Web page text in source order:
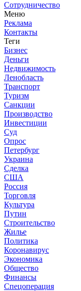
Сотрудничество
Меню
Реклама
Контакты
Теги
Бизнес
Деньги
Недвижимость
Ленобласть
Транспорт
Туризм
Санкции
Производство
Инвестиции
Суд
Опрос
Петербург
Украина
Сделка
США
Россия
Торговля
Культура
Путин
Строительство
Жилье
Политика
Коронавирус
Экономика
Общество
Финансы
Спецоперация